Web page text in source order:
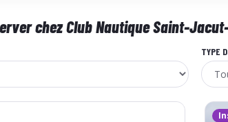
chez Club Nautique Saint-
TYPE